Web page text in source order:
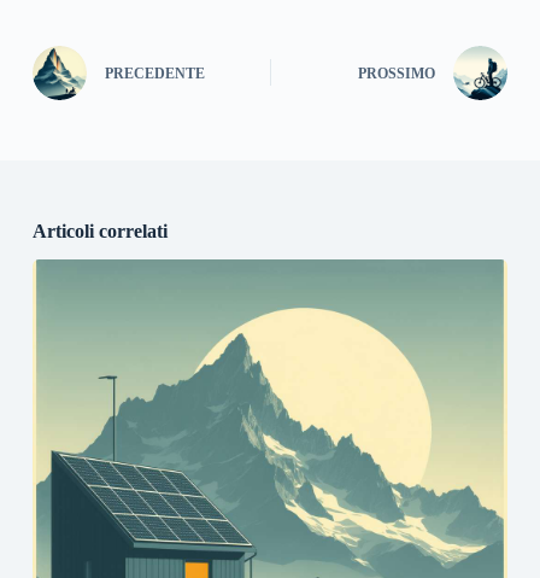
PRECEDENTE PROSSIMO
Articoli correlati